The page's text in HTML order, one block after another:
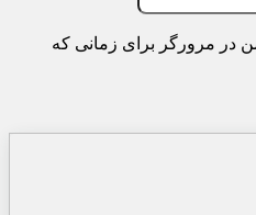
در مرورگر برای زمانی که